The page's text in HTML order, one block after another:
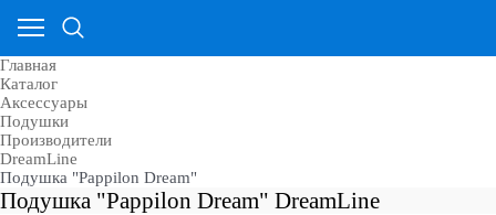
Главная
Каталог
Аксессуары
Подушки
Производители
DreamLine
Подушка "Pappilon Dream"
Подушка "Pappilon Dream" DreamLine